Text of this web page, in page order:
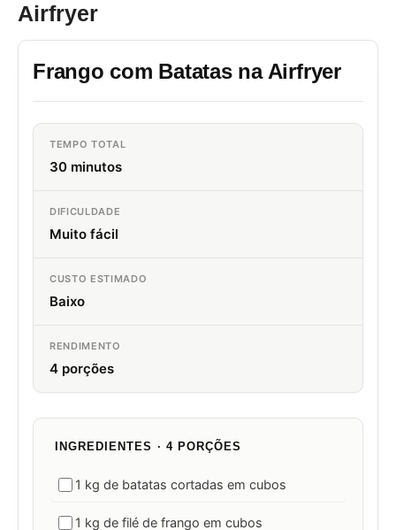
Airfryer
Frango com Batatas na Airfryer
TEMPO TOTAL
30 minutos
DIFICULDADE
Muito fácil
CUSTO ESTIMADO
Baixo
RENDIMENTO
4 porções
INGREDIENTES · 4 PORÇÕES
1 kg de batatas cortadas em cubos
1 kg de filé de frango em cubos